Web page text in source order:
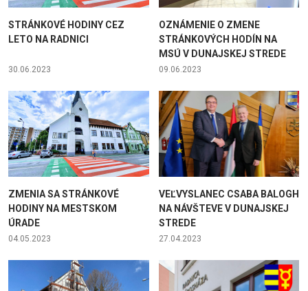
STRÁNKOVÉ HODINY CEZ
LETO NA RADNICI
30.06.2023
OZNÁMENIE O ZMENE
STRÁNKOVÝCH HODÍN NA
MSÚ V DUNAJSKEJ STREDE
09.06.2023
ZMENIA SA STRÁNKOVÉ
HODINY NA MESTSKOM
ÚRADE
04.05.2023
VEĽVYSLANEC CSABA BALOGH
NA NÁVŠTEVE V DUNAJSKEJ
STREDE
27.04.2023